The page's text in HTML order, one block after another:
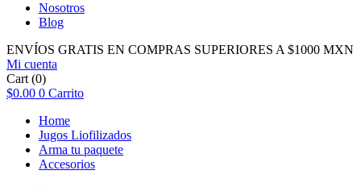
Nosotros
Blog
ENVÍOS GRATIS EN COMPRAS SUPERIORES A $1000 MXN
Mi cuenta
Cart (0)
$0.00 0 Carrito
Home
Jugos Liofilizados
Arma tu paquete
Accesorios